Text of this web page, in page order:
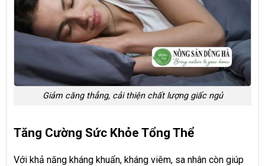
Giảm căng thẳng, cải thiện chất lượng giấc ngủ
Tăng Cường Sức Khỏe Tổng Thể
Với khả năng kháng khuẩn, kháng viêm, sa nhân còn giúp